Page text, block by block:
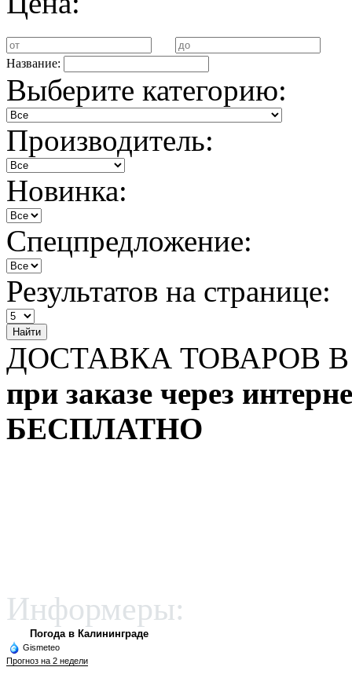
Название:
Выберите категорию:
Производитель:
Новинка:
Спецпредложение:
Результатов на странице:
Найти
ДОСТАВКА ТОВАРОВ
при заказе через
БЕСПЛАТНО
Информеры:
Погода в Калининграде
Gismeteo
Прогноз на 2 недели